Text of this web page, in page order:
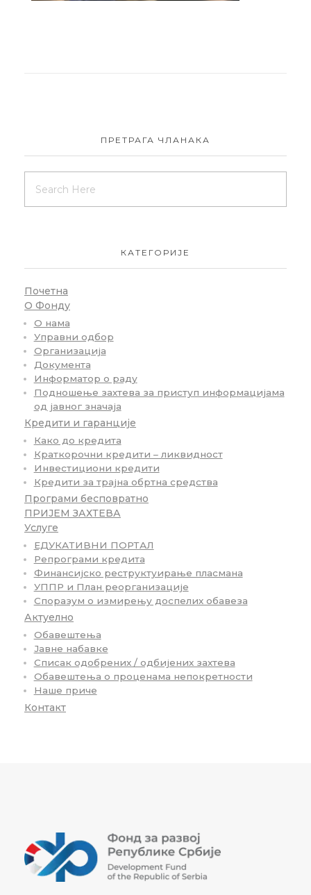
ПРЕТРАГА ЧЛАНАКА
КАТЕГОРИЈЕ
Почетна
О Фонду
О нама
Управни одбор
Организација
Документа
Информатор о раду
Подношење захтева за приступ информацијама
од јавног значаја
Кредити и гаранције
Како до кредита
Краткорочни кредити – ликвидност
Инвестициони кредити
Кредити за трајна обртна средства
Програми бесповратно
ПРИЈЕМ ЗАХТЕВА
Услуге
ЕДУКАТИВНИ ПОРТАЛ
Репрограми кредита
Финансијско реструктуирање пласмана
УППР и План реорганизације
Споразум о измирењу доспелих обавеза
Актуелно
Обавештења
Јавне набавке
Списак одобрених / одбијених захтева
Обавештења о проценама непокретности
Наше приче
Контакт